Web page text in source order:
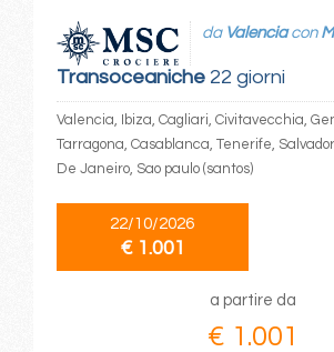
Transoceaniche22 giorni
da Valenciacon
Valencia, Ibiza, Cagliari, Civitavecchia,
Tarragona, Casablanca, Tenerife,
De Janeiro, Sao paulo (santos)
22/10/2026
€ 1.001
a partire da
€ 1.001